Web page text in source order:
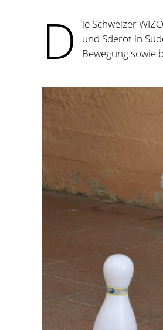
D
ie Schweizer
und Sderot in
Bewegung sowie